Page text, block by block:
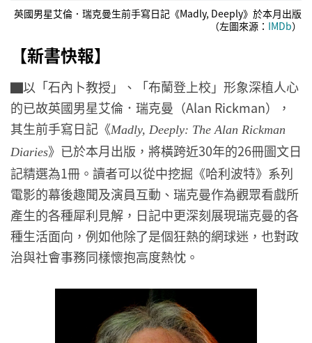
英國男星艾倫．瑞克曼生前手寫日記《Madly, Deeply》於本月出版
（左圖來源： IMDb）
【新書快報】
▇以「石內卜教授」、「布蘭登上校」形象深植人心
的已故英國男星艾倫．瑞克曼（Alan Rickman），
其生前手寫日記《Madly, Deeply: The Alan Rickman
Diaries》已於本月出版，將橫跨近30年的26冊圖文日
記精選為1冊。讀者可以從中挖掘《哈利波特》系列
電影的幕後趣聞及演員互動、瑞克曼作為觀眾看戲所
產生的各種犀利見解，日記中更深刻展現瑞克曼的各
種生活面向，例如他除了是個狂熱的網球迷，也對政
治與社會事務同樣懷抱高度熱忱。